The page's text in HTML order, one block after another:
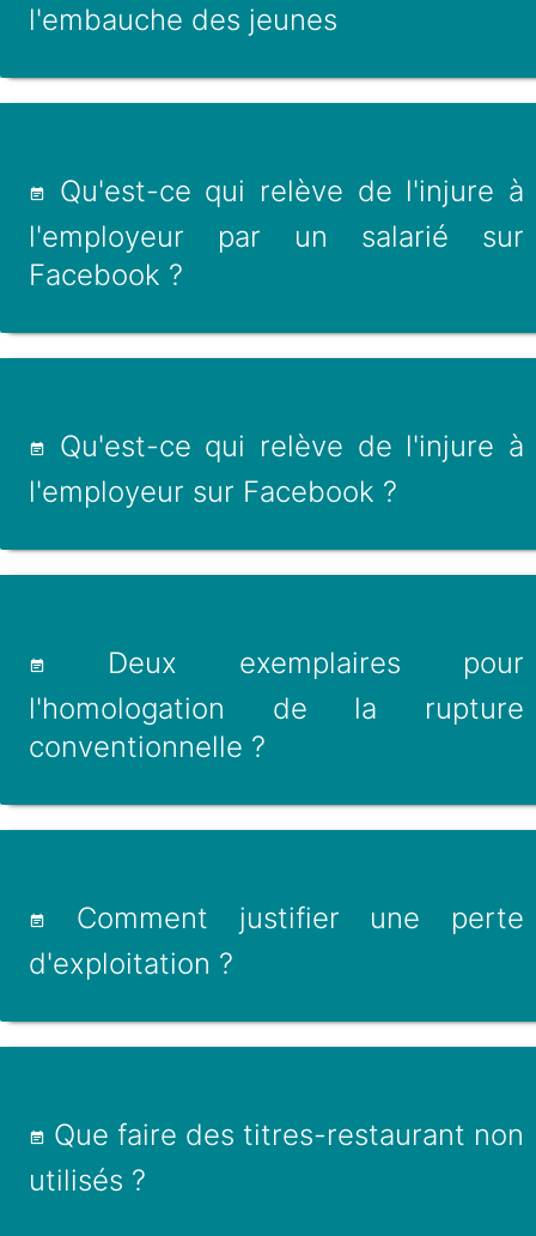
l'embauche des jeunes
Qu'est-ce qui relève de l'injure à
l'employeur par un salarié sur
Facebook ?
Qu'est-ce qui relève de l'injure à
l'employeur sur Facebook ?
Deux exemplaires pour
l'homologation de la rupture
conventionnelle ?
Comment justifier une perte
d'exploitation ?
Que faire des titres-restaurant non
utilisés ?